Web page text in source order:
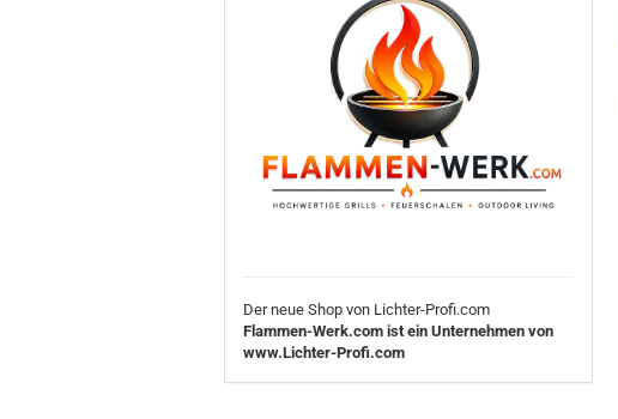
Der neue Shop von Lichter-Profi.com
Flammen-Werk.com ist ein Unternehmen von
www.Lichter-Profi.com